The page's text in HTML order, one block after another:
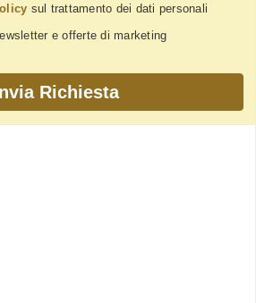
sul trattamento dei dati personali
e offerte di marketing